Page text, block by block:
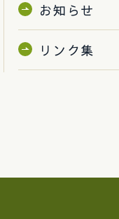
お知らせ
リンク集